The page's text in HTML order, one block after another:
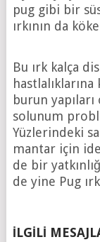
pug gibi bir
ırkının da
Bu ırk kalça
hastlalıklarına
burun
solunum
Yüzlerindeki
mantar için
de bir
de yine Pug
İLGILI